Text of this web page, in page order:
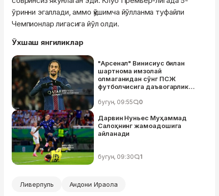
ўринни эгаллади, аммо қўшимча йўлланма туфайли
Чемпионлар лигасига йўл олди.
Ўхшаш янгиликлар
"Арсенал" Винисиус билан
шартнома имзолай
олмаганидан сўнг ПСЖ
футболчисига даъвогарлик
бугун, 09:55 0
Дарвин Нуньес Муҳаммад
Салоҳнинг жамоадошига
айланади
бугун, 09:30 1
Ливерпуль Андони Ираола